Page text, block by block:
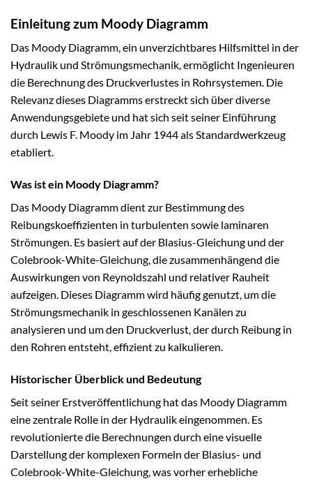
Einleitung zum Moody Diagramm
Das Moody Diagramm, ein unverzichtbares Hilfsmittel in der
Hydraulik und Strömungsmechanik, ermöglicht Ingenieuren
die Berechnung des Druckverlustes in Rohrsystemen. Die
Relevanz dieses Diagramms erstreckt sich über diverse
Anwendungsgebiete und hat sich seit seiner Einführung
durch Lewis F. Moody im Jahr 1944 als Standardwerkzeug
etabliert.
Was ist ein Moody Diagramm?
Das Moody Diagramm dient zur Bestimmung des
Reibungskoeffizienten in turbulenten sowie laminaren
Strömungen. Es basiert auf der Blasius-Gleichung und der
Colebrook-White-Gleichung, die zusammenhängend die
Auswirkungen von Reynoldszahl und relativer Rauheit
aufzeigen. Dieses Diagramm wird häufig genutzt, um die
Strömungsmechanik in geschlossenen Kanälen zu
analysieren und um den Druckverlust, der durch Reibung in
den Rohren entsteht, effizient zu kalkulieren.
Historischer Überblick und Bedeutung
Seit seiner Erstveröffentlichung hat das Moody Diagramm
eine zentrale Rolle in der Hydraulik eingenommen. Es
revolutionierte die Berechnungen durch eine visuelle
Darstellung der komplexen Formeln der Blasius- und
Colebrook-White-Gleichung, was vorher erhebliche